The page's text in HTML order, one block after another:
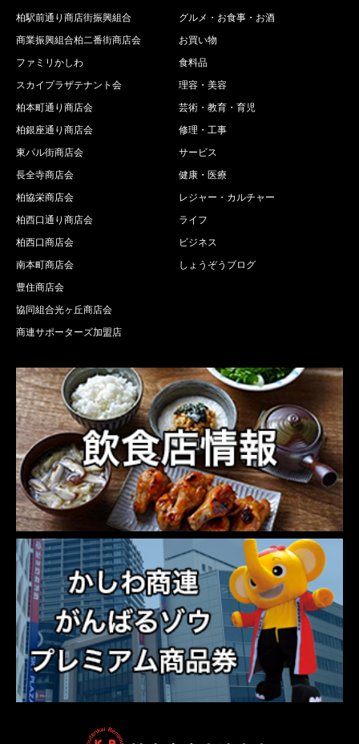
柏駅前通り商店街振興組合
商業振興組合柏二番街商店会
ファミリかしわ
スカイプラザテナント会
柏本町通り商店会
柏銀座通り商店会
東パル街商店会
長全寺商店会
柏協栄商店会
柏西口通り商店会
柏西口商店会
南本町商店会
豊住商店会
協同組合光ヶ丘商店会
商連サポーターズ加盟店
グルメ・お食事・お酒
お買い物
食料品
理容・美容
芸術・教育・育児
修理・工事
サービス
健康・医療
レジャー・カルチャー
ライフ
ビジネス
しょうぞうブログ